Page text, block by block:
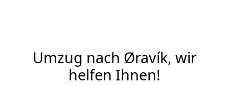
Umzug nach Øravík, wir
helfen Ihnen!